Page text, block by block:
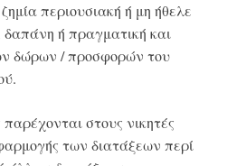
περιουσιακή ή μη ήθελε
δαπάνη ή πραγματική και
δώρων / προσφορών του
στους νικητές
των διατάξεων περί